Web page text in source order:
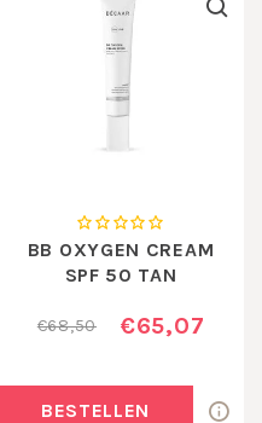
BB OXYGEN CREAM
SPF 50 TAN
€68,50 €65,07
BESTELLEN